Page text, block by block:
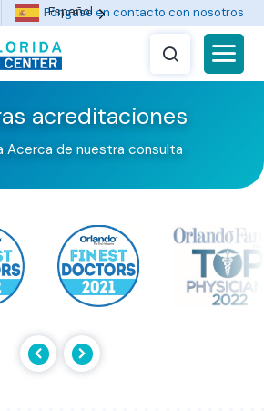
Póngase en contacto con nosotros
acreditaciones
Acerca de nuestra consulta
Español